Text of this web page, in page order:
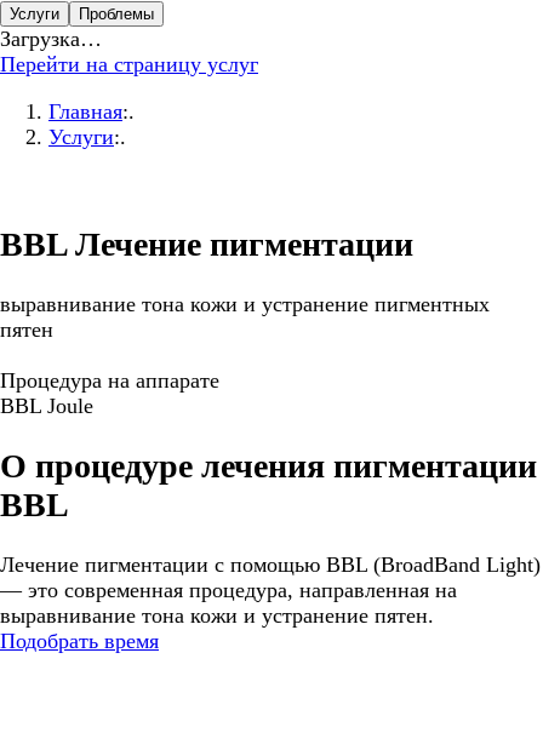
Услуги
Проблемы
Загрузка…
Перейти на страницу услуг
Главная:.
Услуги:.
BBL Лечение пигментации
выравнивание тона кожи и устранение пигментных
пятен
Процедура на аппарате
BBL Joule
О процедуре лечения пигментации
BBL
Лечение пигментации с помощью BBL (BroadBand Light)
— это современная процедура, направленная на
выравнивание тона кожи и устранение пятен.
Подобрать время